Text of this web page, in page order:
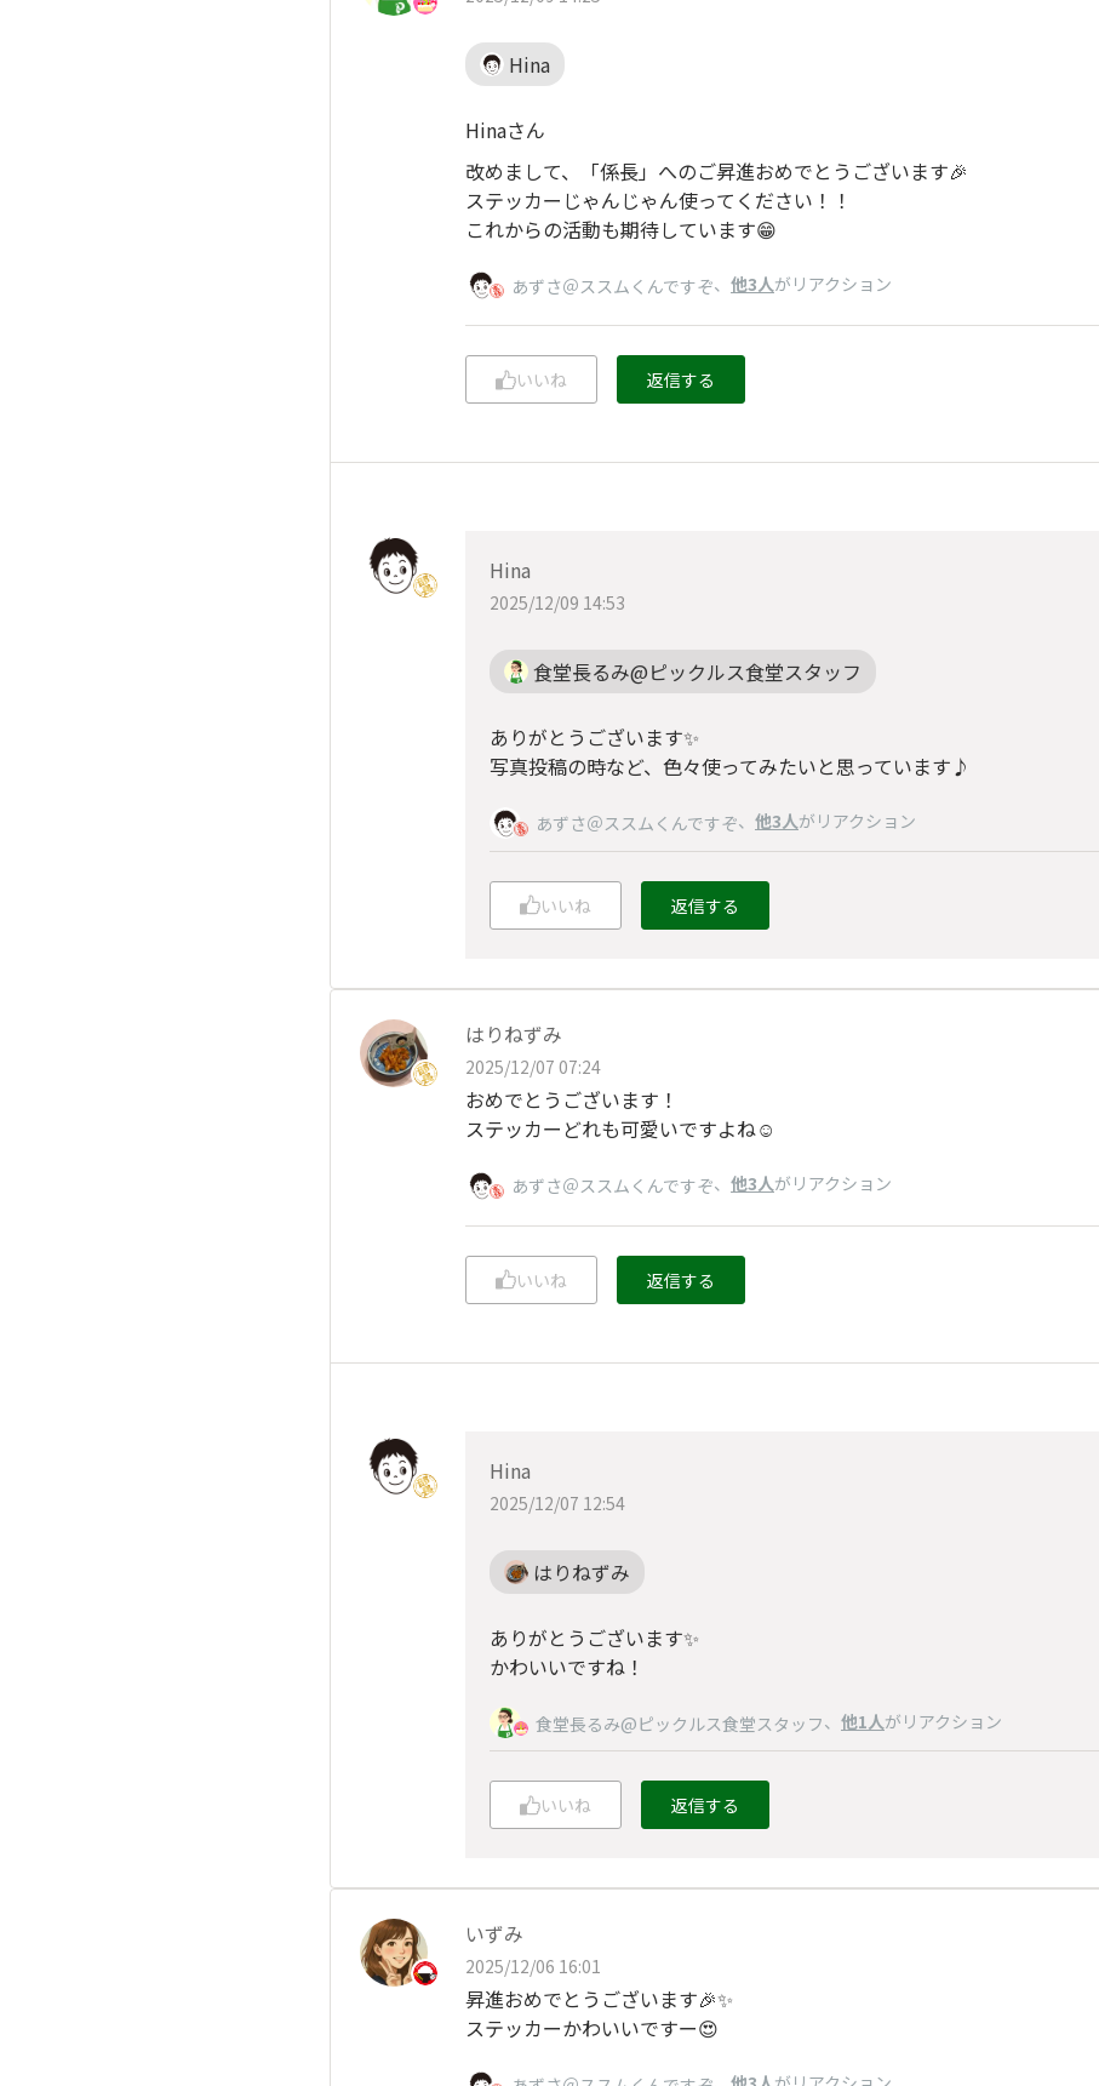
Hina
Hinaさん
改めまして、「係長」へのご昇進おめでとうございます🎉
ステッカーじゃんじゃん使ってください！！
これからの活動も期待しています😁
あずさ＠ススムくんですぞ、 他3人がリアクション
いいね 返信する
Hina
2025/12/09 14:53
食堂長るみ@ピックルス食堂スタッフ
ありがとうございます✨
写真投稿の時など、色々使ってみたいと思っています♪
あずさ＠ススムくんですぞ、 他3人がリアクション
いいね 返信する
はりねずみ
2025/12/07 07:24
おめでとうございます！
ステッカーどれも可愛いですよね☺️
あずさ＠ススムくんですぞ、 他3人がリアクション
いいね 返信する
Hina
2025/12/07 12:54
はりねずみ
ありがとうございます✨
かわいいですね！
食堂長るみ@ピックルス食堂スタッフ、 他1人がリアクション
いいね 返信する
いずみ
2025/12/06 16:01
昇進おめでとうございます🎉✨
ステッカーかわいいですー😍